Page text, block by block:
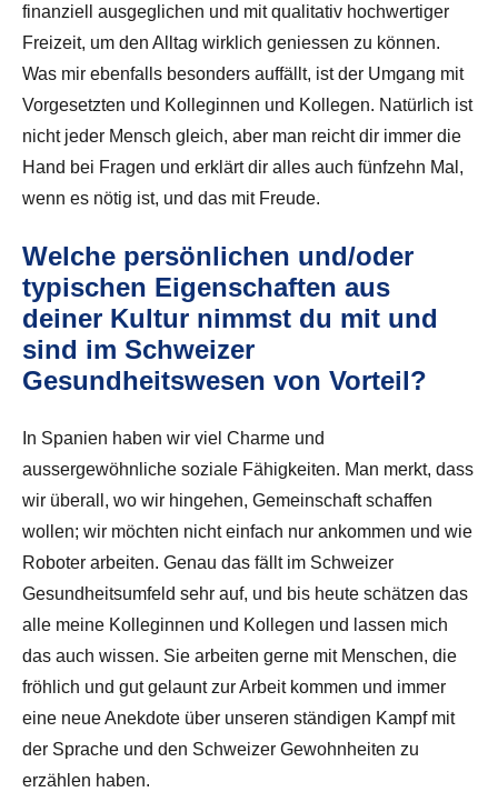
finanziell ausgeglichen und mit qualitativ hochwertiger
Freizeit, um den Alltag wirklich geniessen zu können.
Was mir ebenfalls besonders auffällt, ist der Umgang mit
Vorgesetzten und Kolleginnen und Kollegen. Natürlich ist
nicht jeder Mensch gleich, aber man reicht dir immer die
Hand bei Fragen und erklärt dir alles auch fünfzehn Mal,
wenn es nötig ist, und das mit Freude.
Welche persönlichen und/oder
typischen Eigenschaften aus
deiner Kultur nimmst du mit und
sind im Schweizer
Gesundheitswesen von Vorteil?
In Spanien haben wir viel Charme und
aussergewöhnliche soziale Fähigkeiten. Man merkt, dass
wir überall, wo wir hingehen, Gemeinschaft schaffen
wollen; wir möchten nicht einfach nur ankommen und wie
Roboter arbeiten. Genau das fällt im Schweizer
Gesundheitsumfeld sehr auf, und bis heute schätzen das
alle meine Kolleginnen und Kollegen und lassen mich
das auch wissen. Sie arbeiten gerne mit Menschen, die
fröhlich und gut gelaunt zur Arbeit kommen und immer
eine neue Anekdote über unseren ständigen Kampf mit
der Sprache und den Schweizer Gewohnheiten zu
erzählen haben.